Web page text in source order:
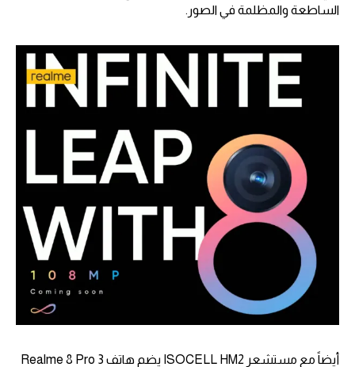
الساطعة والمظلمة في الصور.
أيضاً مع مستشعر ISOCELL HM2 يضم هاتف Realme 8 Pro 3